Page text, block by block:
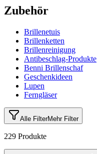
Zubehör
Brillenetuis
Brillenketten
Brillenreinigung
Antibeschlag-Produkte
Benni Brillenschaf
Geschenkideen
Lupen
Ferngläser
Alle FilterMehr Filter
229 Produkte